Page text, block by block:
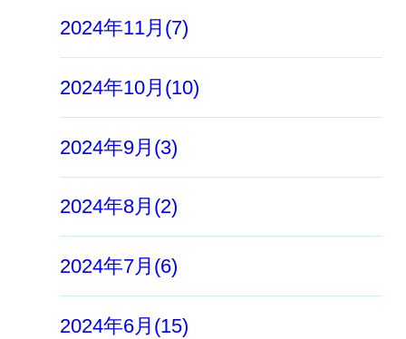
2024年11月(7)
2024年10月(10)
2024年9月(3)
2024年8月(2)
2024年7月(6)
2024年6月(15)